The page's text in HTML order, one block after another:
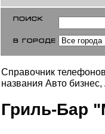
Справочник
названия Авто
Гриль-Бар